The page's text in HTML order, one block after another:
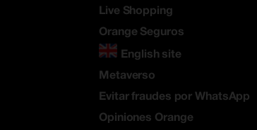
Live Shopping
Orange Seguros
English site
Metaverso
Evitar fraudes por WhatsApp
Opiniones Orange